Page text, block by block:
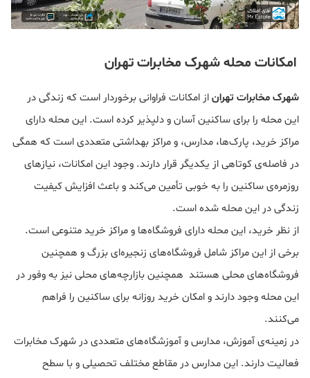
امکانات محله شهرک مخابرات تهران
شهرک مخابرات تهراناز امکانات فراوانی برخوردار است که زندگی در
این محله را برای ساکنین آسان و دلپذیر کرده است. این محله دارای
مراکز خرید، پارک‌ها، مدارس، و مراکز بهداشتی متعددی است که همگی
در فاصله‌ی کوتاهی از یکدیگر قرار دارند. وجود این امکانات، نیازهای
روزمره‌ی ساکنین را به خوبی تأمین می‌کند و باعث افزایش کیفیت
زندگی در این محله شده است.
از نظر خرید، این محله دارای فروشگاه‌ها و مراکز خرید متنوعی است.
برخی از این مراکز شامل فروشگاه‌های زنجیره‌ای بزرگ و همچنین
فروشگاه‌های محلی هستند همچنین بازارچه‌های محلی نیز به وفور در
این محله وجود دارند و امکان خرید روزانه برای ساکنین را فراهم
می‌کنند.
در زمینه‌ی آموزش، مدارس و آموزشگاه‌های متعددی در شهرک مخابرات
فعالیت دارند. این مدارس در مقاطع مختلف تحصیلی و با سطح